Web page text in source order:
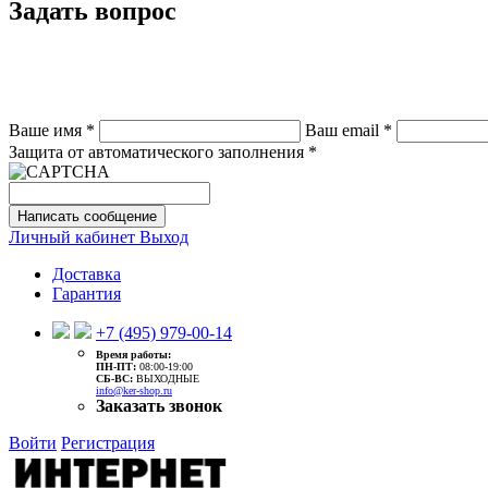
Задать вопрос
Ваше имя * Ваш email *
Защита от автоматического заполнения *
Написать сообщение
Личный кабинет Выход
Доставка
Гарантия
+7 (495) 979-00-14
Время работы:
ПН-ПТ: 08:00-19:00
CБ-ВС: ВЫХОДНЫЕ
info@ker-shop.ru
Заказать звонок
Войти Регистрация